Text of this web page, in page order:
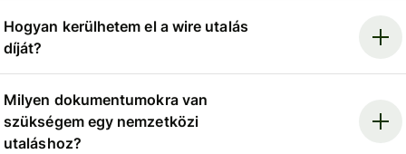
Hogyan kerülhetem el a wire utalás
díját?
Milyen dokumentumokra van
szükségem egy nemzetközi
utaláshoz?